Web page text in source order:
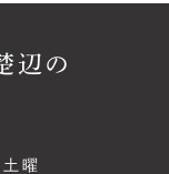
辺の
曜